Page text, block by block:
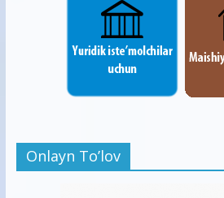
Onlayn To’lov